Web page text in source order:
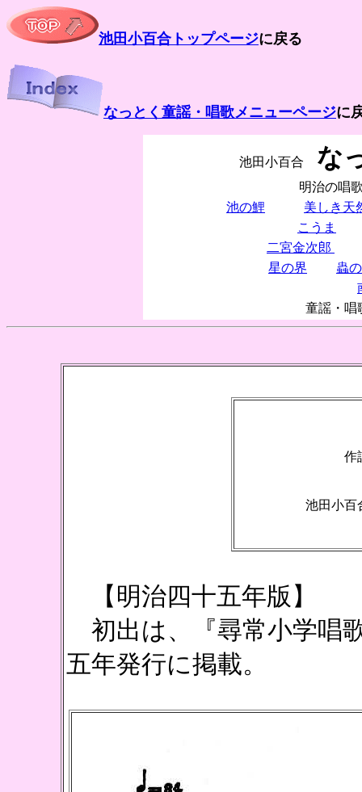
池田小百合トップページに戻る
なっとく童謡・唱歌メニューページに
池田小百合 な
明治の唱
池の鯉
美しき天
こうま
二宮金次郎
星の界
蟲
童謡・
作
池田小百
【明治四十五年版】
初出は、『尋常小学唱
五年発行に掲載。